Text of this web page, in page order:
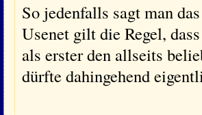
So jedenfalls sagt man
Usenet gilt die Regel,
als erster den allseits
dürfte dahingehend